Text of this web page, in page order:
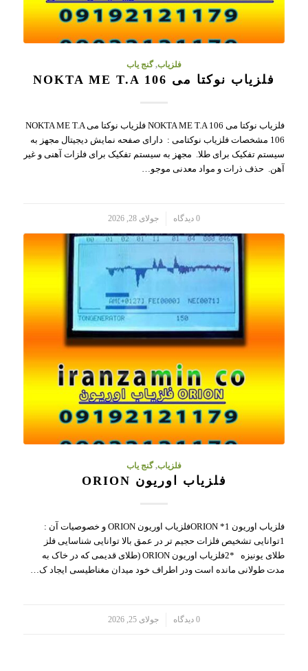
فلزیاب,گنج یاب
فلزیاب نوکتا می NOKTA ME T.A 106
فلزیاب نوکتا می NOKTA ME T.A 106 فلزیاب نوکتا می NOKTA ME T.A
106 مشخصات فلزیاب نوکتامی : دارای صفحه نمایش دیجیتال مجهز به
سیستم تفکیک برای طلا. مجهز به سیستم تفکیک برای فلزات آهنی و غیر
آهن. حذف ذرات و مواد معدنی موجو…
0 دیدگاه جولای 28, 2026
فلزیاب, گنج یاب
فلزیاب اوریون ORION
فلزیاب اوریون ORION *1فلزیاب اوریون ORION و خصوصیات آن :
1توانایی تشخیص فلزات حجیم تر در عمق بالا توانایی شناسایی فلز
طلای یونیزه *2فلزیاب اوریون ORION (طلای قدیمی که در خاک به
مدت طولانی مانده است ودر اطراف خود میدان مغناطیسی ایجاد ک…
0 دیدگاه جولای 25, 2026